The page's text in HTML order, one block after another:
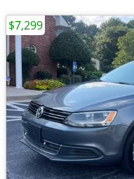
$7,299